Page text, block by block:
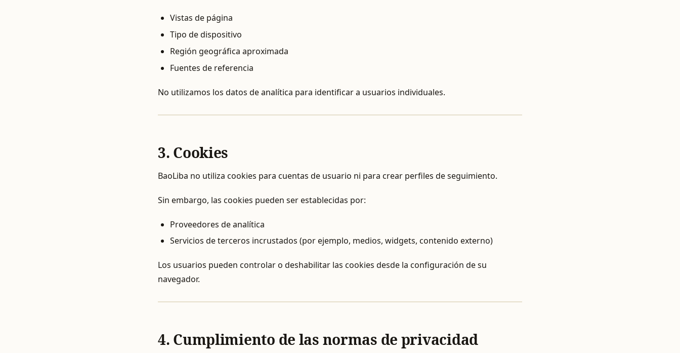
Vistas de página
Tipo de dispositivo
Región geográfica aproximada
Fuentes de referencia
No utilizamos los datos de analítica para identificar a usuarios individuales.
3. Cookies
BaoLiba no utiliza cookies para cuentas de usuario ni para crear perfiles de seguimiento.
Sin embargo, las cookies pueden ser establecidas por:
Proveedores de analítica
Servicios de terceros incrustados (por ejemplo, medios, widgets, contenido externo)
Los usuarios pueden controlar o deshabilitar las cookies desde la configuración de su
navegador.
4. Cumplimiento de las normas de privacidad